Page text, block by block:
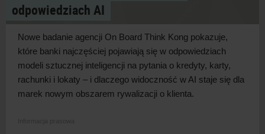
odpowiedziach AI
Nowe badanie agencji On Board Think Kong pokazuje,
które banki najczęściej pojawiają się w odpowiedziach
modeli sztucznej inteligencji na pytania o kredyty, karty,
rachunki i lokaty – i dlaczego widoczność w AI staje się dla
marek nowym obszarem rywalizacji o klienta.